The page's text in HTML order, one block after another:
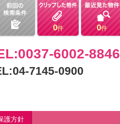
0件 0件
6002-8846
7145-0900
護方針